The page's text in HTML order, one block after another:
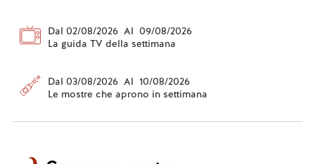
Dal 02/08/2026 Al 09/08/2026
La guida TV della settimana
Dal 03/08/2026 Al 10/08/2026
Le mostre che aprono in settimana